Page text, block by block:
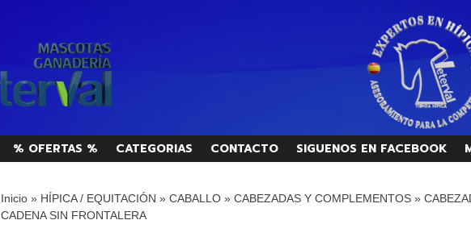
% OFERTAS % CATEGORIAS CONTACTO SIGUENOS EN FACEBOOK
Inicio» HÍPICA / EQUITACIÓN » CABALLO» CABEZADAS Y COMPLEMENTOS»
CADENA SIN FRONTALERA